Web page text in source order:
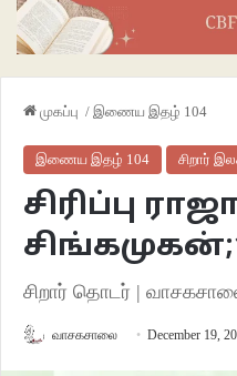
முகப்பு / இணைய இதழ் 104
இணைய இதழ் 104 சிறார்
சிரிப்பு
சிறார் தொடர் |
வாசகசாலை December 19,